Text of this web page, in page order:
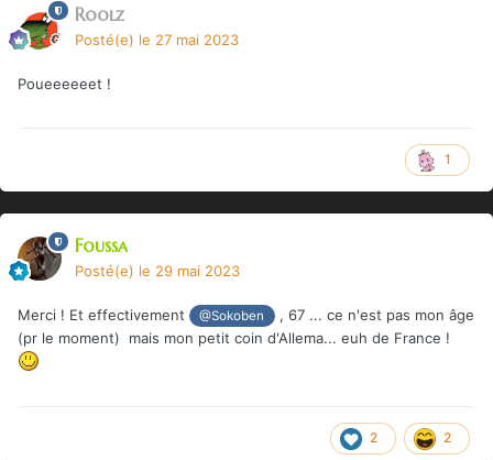
Roolz
Posté(e) le 27 mai 2023
Poueeeeeet !
1
Foussa
Posté(e) le 29 mai 2023
Merci ! Et effectivement @Sokoben
, 67 ... ce n'est pas mon âge
(pr le moment) mais mon petit coin d'Allema... euh de France !
2 2